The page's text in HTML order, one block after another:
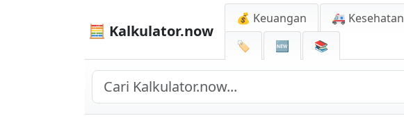
🧮 Kalkulator.now
💰 Keuangan 🚑 Kesehatan
🏷️
🆕 📚